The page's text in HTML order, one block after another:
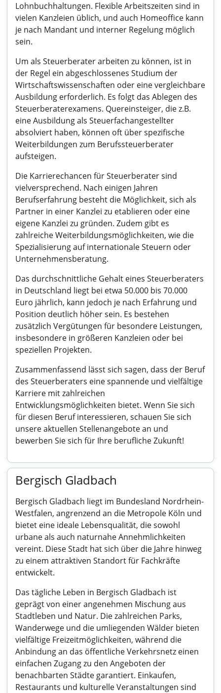
Lohnbuchhaltungen. Flexible Arbeitszeiten sind in
vielen Kanzleien üblich, und auch Homeoffice kann
je nach Mandant und interner Regelung möglich
sein.
Um als Steuerberater arbeiten zu können, ist in
der Regel ein abgeschlossenes Studium der
Wirtschaftswissenschaften oder eine vergleichbare
Ausbildung erforderlich. Es folgt das Ablegen des
Steuerberaterexamens. Quereinsteiger, die z.B.
eine Ausbildung als Steuerfachangestellter
absolviert haben, können oft über spezifische
Weiterbildungen zum Berufssteuerberater
aufsteigen.
Die Karrierechancen für Steuerberater sind
vielversprechend. Nach einigen Jahren
Berufserfahrung besteht die Möglichkeit, sich als
Partner in einer Kanzlei zu etablieren oder eine
eigene Kanzlei zu gründen. Zudem gibt es
zahlreiche Weiterbildungsmöglichkeiten, wie die
Spezialisierung auf internationale Steuern oder
Unternehmensberatung.
Das durchschnittliche Gehalt eines Steuerberaters
in Deutschland liegt bei etwa 50.000 bis 70.000
Euro jährlich, kann jedoch je nach Erfahrung und
Position deutlich höher sein. Es bestehen
zusätzlich Vergütungen für besondere Leistungen,
insbesondere in größeren Kanzleien oder bei
speziellen Projekten.
Zusammenfassend lässt sich sagen, dass der Beruf
des Steuerberaters eine spannende und vielfältige
Karriere mit zahlreichen
Entwicklungsmöglichkeiten bietet. Wenn Sie sich
für diesen Beruf interessieren, schauen Sie sich
unsere aktuellen Stellenangebote an und
bewerben Sie sich für Ihre berufliche Zukunft!
Bergisch Gladbach
Bergisch Gladbach liegt im Bundesland Nordrhein-
Westfalen, angrenzend an die Metropole Köln und
bietet eine ideale Lebensqualität, die sowohl
urbane als auch naturnahe Annehmlichkeiten
vereint. Diese Stadt hat sich über die Jahre hinweg
zu einem attraktiven Standort für Fachkräfte
entwickelt.
Das tägliche Leben in Bergisch Gladbach ist
geprägt von einer angenehmen Mischung aus
Stadtleben und Natur. Die zahlreichen Parks,
Wanderwege und die umliegenden Wälder bieten
vielfältige Freizeitmöglichkeiten, während die
Anbindung an das öffentliche Verkehrsnetz einen
einfachen Zugang zu den Angeboten der
benachbarten Städte garantiert. Einkaufen,
Restaurants und kulturelle Veranstaltungen sind